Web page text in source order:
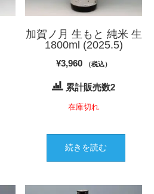
加賀ノ月 生もと 純米 生
1800ml (2025.5)
¥3,960 （税込）
累計販売数2
在庫切れ
続きを読む